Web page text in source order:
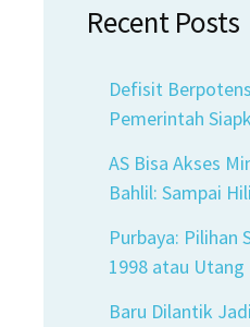
Recent Posts
Defisit
Pemerintah
AS Bisa Akses
Bahlil: Sampai
Purbaya: Pilihan
1998 atau Utang
Baru Dilantik